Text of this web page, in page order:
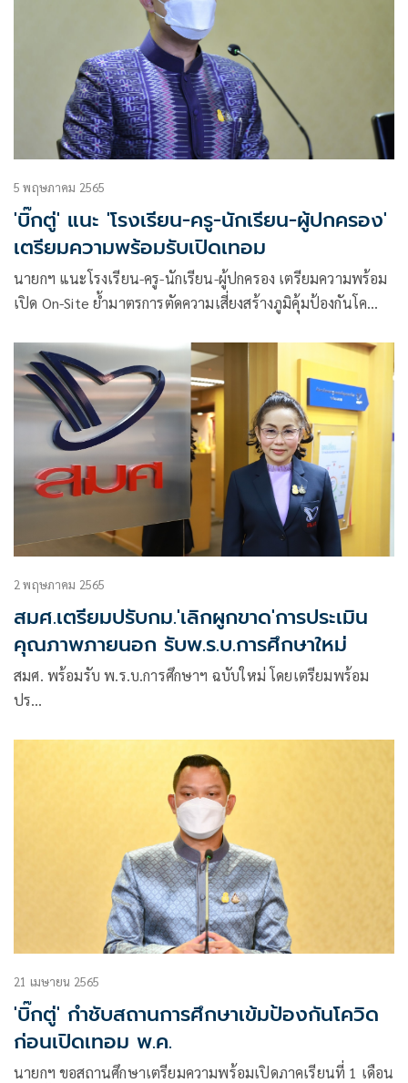
5 พฤษภาคม 2565
'บิ๊กตู่' แนะ 'โรงเรียน-ครู-นักเรียน-ผู้ปกครอง'
เตรียมความพร้อมรับเปิดเทอม
นายกฯ แนะโรงเรียน-ครู-นักเรียน-ผู้ปกครอง เตรียมความพร้อม
เปิด On-Site ย้ำมาตรการตัดความเสี่ยงสร้างภูมิคุ้มป้องกันโค
2 พฤษภาคม 2565
สมศ.เตรียมปรับกม.'เลิกผูกขาด'การประเมิน
คุณภาพภายนอก รับพ.ร.บ.การศึกษาใหม่
สมศ. พร้อมรับ พ.ร.บ.การศึกษาฯ ฉบับใหม่ โดยเตรียมพร้อม
ปร…
21 เมษายน 2565
'บิ๊กตู่' กำชับสถานการศึกษาเข้มป้องกันโควิด
ก่อนเปิดเทอม พ.ค.
นายกฯ ขอสถานศึกษาเตรียมความพร้อมเปิดภาคเรียนที่ 1 เดือน